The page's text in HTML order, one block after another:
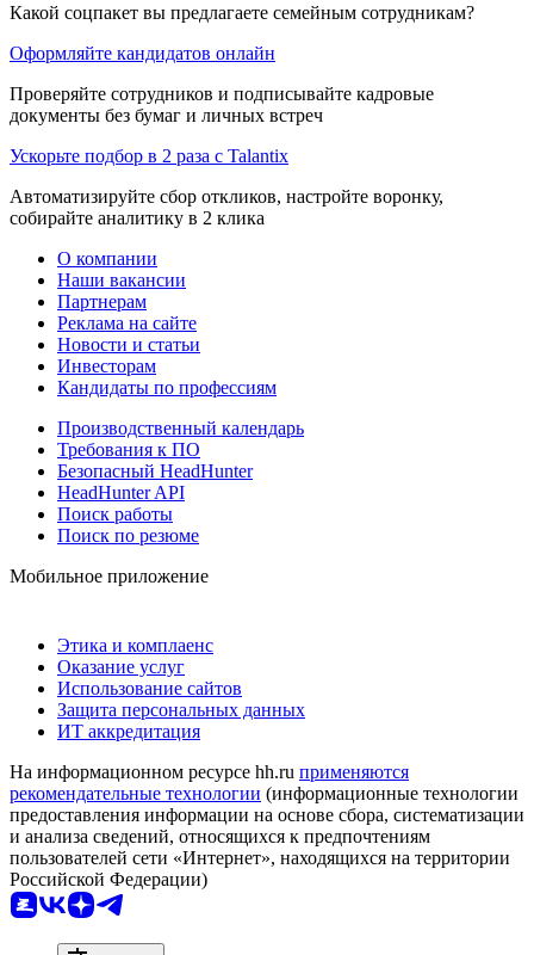
Какой соцпакет вы предлагаете семейным сотрудникам?
Оформляйте кандидатов онлайн
Проверяйте сотрудников и подписывайте кадровые
документы без бумаг и личных встреч
Ускорьте подбор в 2 раза с Talantix
Автоматизируйте сбор откликов, настройте воронку,
собирайте аналитику в 2 клика
О компании
Наши вакансии
Партнерам
Реклама на сайте
Новости и статьи
Инвесторам
Кандидаты по профессиям
Производственный календарь
Требования к ПО
Безопасный HeadHunter
HeadHunter API
Поиск работы
Поиск по резюме
Мобильное приложение
Этика и комплаенс
Оказание услуг
Использование сайтов
Защита персональных данных
ИТ аккредитация
На информационном ресурсе hh.ru применяются
рекомендательные технологии (информационные технологии
предоставления информации на основе сбора, систематизации
и анализа сведений, относящихся к предпочтениям
пользователей сети «Интернет», находящихся на территории
Российской Федерации)